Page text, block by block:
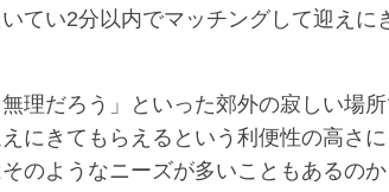
てい2分以内でマッチングして迎えに
理だろう」といった郊外の寂しい場
にきてもらえるという利便性の高さに
のようなニーズが多いこともあるの